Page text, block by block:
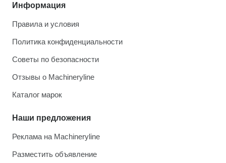
Информация
Правила и условия
Политика конфиденциальности
Советы по безопасности
Отзывы о Machineryline
Каталог марок
Наши предложения
Реклама на Machineryline
Разместить объявление